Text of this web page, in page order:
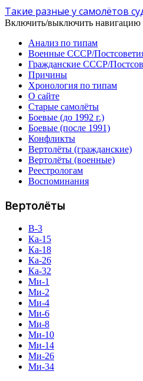
Такие разные у самолётов
Включить/выключить навигацию
Анализ по типам
Военные СССР/
Гражданские СССР/
Причины
Хронология по типам
О сайте
Старые самолёты
Боевые (до 1992 г.)
Боевые (после 1991)
Конфликты
Вертолёты (гражданские)
Вертолёты (военные)
Реестрологам
Воспоминания
Вертолёты
В-3
Ка-15
Ка-18
Ка-26
Ка-32
Ми-1
Ми-2
Ми-4
Ми-6
Ми-8
Ми-10
Ми-14
Ми-26
Ми-34